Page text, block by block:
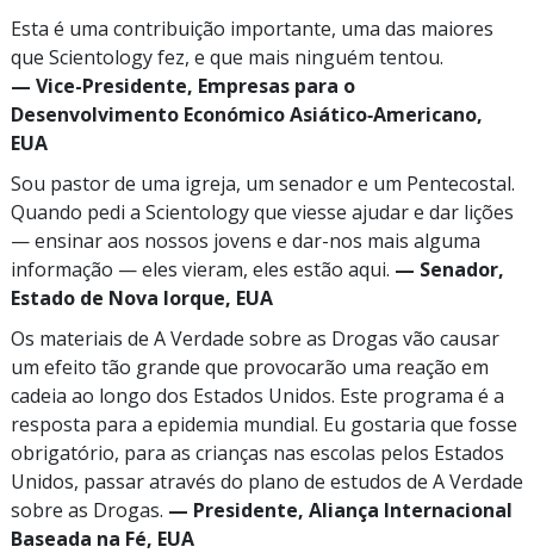
Esta é uma contribuição importante, uma das maiores
que Scientology fez, e que mais ninguém tentou.
— Vice-Presidente, Empresas para o
Desenvolvimento Económico Asiático‑Americano,
EUA
Sou pastor de uma igreja, um senador e um Pentecostal.
Quando pedi a Scientology que viesse ajudar e dar lições
— ensinar aos nossos jovens e dar-nos mais alguma
informação — eles vieram, eles estão aqui. — Senador,
Estado de Nova Iorque, EUA
Os materiais de A Verdade sobre as Drogas vão causar
um efeito tão grande que provocarão uma reação em
cadeia ao longo dos Estados Unidos. Este programa é a
resposta para a epidemia mundial. Eu gostaria que fosse
obrigatório, para as crianças nas escolas pelos Estados
Unidos, passar através do plano de estudos de A Verdade
sobre as Drogas. — Presidente, Aliança Internacional
Baseada na Fé, EUA